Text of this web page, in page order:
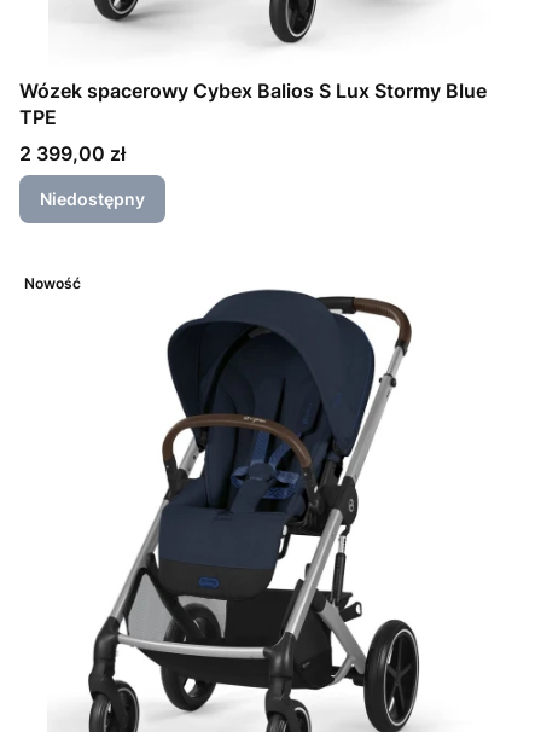
Wózek spacerowy Cybex Balios S Lux Stormy Blue
TPE
Cena
2 399,00 zł
Niedostępny
Nowość